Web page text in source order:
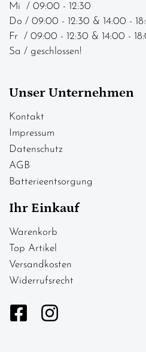
Mi / 09:00 - 12:30
Do / 09:00 - 12:30 & 14:00 -
Fr / 09:00 - 12:30 & 14:00 -
Sa / geschlossen!
Unser Unternehmen
Kontakt
Impressum
Datenschutz
AGB
Batterieentsorgung
Ihr Einkauf
Warenkorb
Top Artikel
Versandkosten
Widerrufsrecht